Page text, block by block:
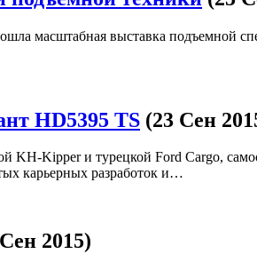
масштабная выставка подъемной
HD5395 TS (23 Сен
KH-Kipper и турецкой Ford Cargo,
карьерных разработок и…
2015)